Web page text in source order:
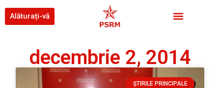
Alăturați-vă
decembrie 2, 2014
ȘTIRILE PRINCIPALE